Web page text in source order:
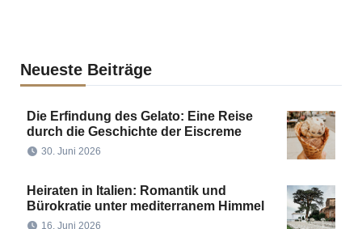
Neueste Beiträge
Die Erfindung des Gelato: Eine Reise
durch die Geschichte der Eiscreme
30. Juni 2026
Heiraten in Italien: Romantik und
Bürokratie unter mediterranem Himmel
16. Juni 2026